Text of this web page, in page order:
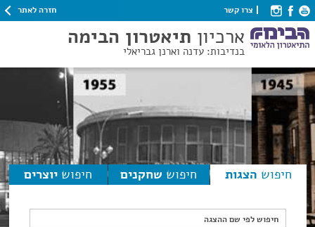
צרו קשר חזרה לאתר
ארכיון תיאטרון הבימה
בנדיבות: עדנה וארנן גבריאלי
חיפוש הצגות חיפוש שחקנים חיפוש יוצרים
חיפוש לפי שם ההצגה